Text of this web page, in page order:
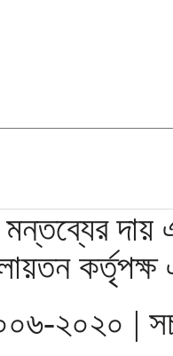
দায়
২০২০ |